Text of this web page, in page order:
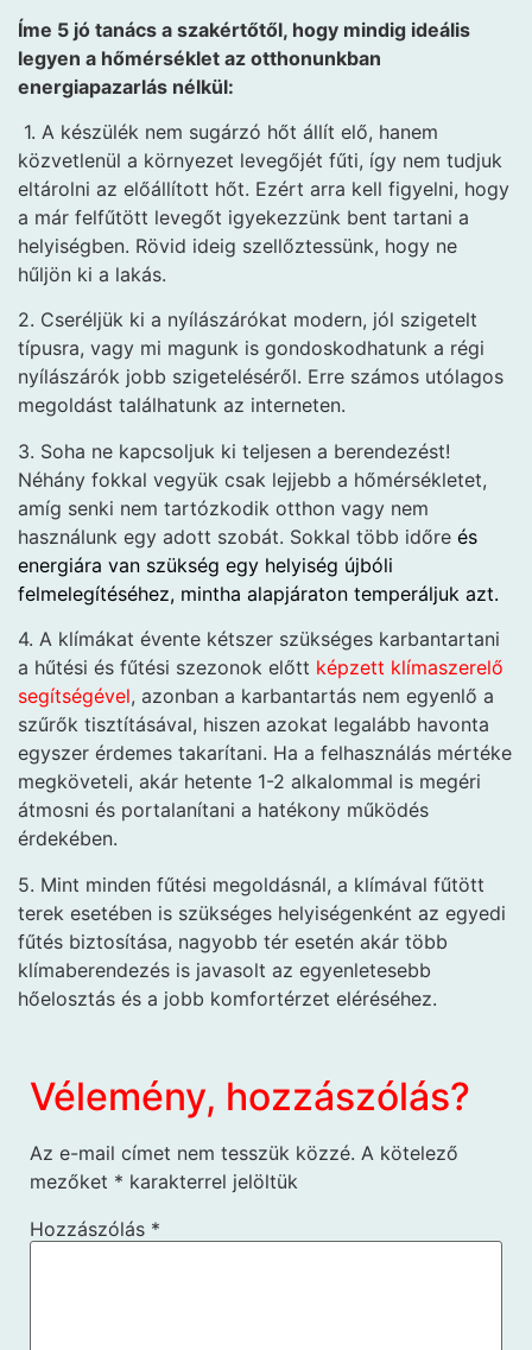
Íme 5 jó tanács a szakértőtől, hogy mindig ideális
legyen a hőmérséklet az otthonunkban
energiapazarlás nélkül:
1. A készülék nem sugárzó hőt állít elő, hanem
közvetlenül a környezet levegőjét fűti, így nem tudjuk
eltárolni az előállított hőt. Ezért arra kell figyelni, hogy
a már felfűtött levegőt igyekezzünk bent tartani a
helyiségben. Rövid ideig szellőztessünk, hogy ne
hűljön ki a lakás.
2. Cseréljük ki a nyílászárókat modern, jól szigetelt
típusra, vagy mi magunk is gondoskodhatunk a régi
nyílászárók jobb szigeteléséről. Erre számos utólagos
megoldást találhatunk az interneten.
3. Soha ne kapcsoljuk ki teljesen a berendezést!
Néhány fokkal vegyük csak lejjebb a hőmérsékletet,
amíg senki nem tartózkodik otthon vagy nem
használunk egy adott szobát. Sokkal több időre és
energiára van szükség egy helyiség újbóli
felmelegítéséhez, mintha alapjáraton temperáljuk azt.
4. A klímákat évente kétszer szükséges karbantartani
a hűtési és fűtési szezonok előtt képzett klímaszerelő
segítségével, azonban a karbantartás nem egyenlő a
szűrők tisztításával, hiszen azokat legalább havonta
egyszer érdemes takarítani. Ha a felhasználás mértéke
megköveteli, akár hetente 1-2 alkalommal is megéri
átmosni és portalanítani a hatékony működés
érdekében.
5. Mint minden fűtési megoldásnál, a klímával fűtött
terek esetében is szükséges helyiségenként az egyedi
fűtés biztosítása, nagyobb tér esetén akár több
klímaberendezés is javasolt az egyenletesebb
hőelosztás és a jobb komfortérzet eléréséhez.
Vélemény, hozzászólás?
Az e-mail címet nem tesszük közzé. A kötelező
mezőket * karakterrel jelöltük
Hozzászólás *